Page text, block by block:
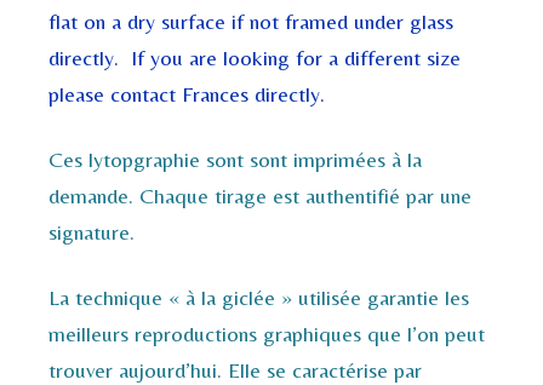
flat on a dry surface if not framed under glass
directly. If you are looking for a different size
please contact Frances directly.
Ces lytopgraphie sont sont imprimées à la
demande. Chaque tirage est authentifié par une
signature.
La technique « à la giclée » utilisée garantie les
meilleurs reproductions graphiques que l’on peut
trouver aujourd’hui. Elle se caractérise par